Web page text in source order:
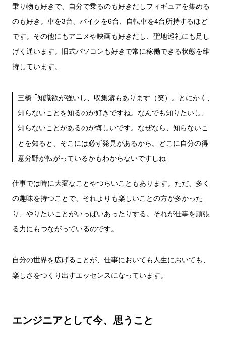
乗り物も好きで、自分で乗るのも好きだしフィギュアを集める
のも好き。車を3台、バイクを6台、自転車を4台所持するほど
です。その他にもアニメや映画も好きだし、聖地巡礼にも足し
げく通います。旧式パソコンも好きで常に稼働できる状態を維
持しています。
三橋 ｢知識欲が強いし、収集癖もあります（笑）。とにかく、
知らないことを知るのが好きですね。なんでも知りたいし、
知らないことがあるのが悔しいです。なぜなら、知らないこ
とを知ると、そこには必ず発見があるから。どこに自分の得
意分野が転がっているかもわからないですしね｣
仕事では時に大変なことやつらいこともあります。ただ、多く
の趣味を持つことで、それよりも楽しいことの方が多かった
り、やりたいことがいっぱいあったりする。それが仕事を頑張
る力にもつながっているのです。
自分の世界を広げることが、仕事においても人生においても、
楽しさをつくり出すエッセンスになっています。
エンジニアとして今、思うこと